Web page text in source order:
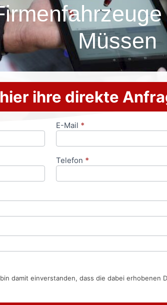
Müssen
ihre direkte
E-Mail *
Telefon *
damit einverstanden, dass die dabei erhobenen